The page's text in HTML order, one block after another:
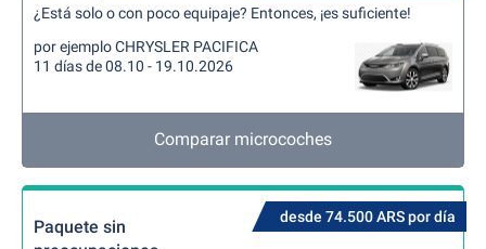
¿Está solo o con poco equipaje? Entonces, ¡es suficiente!
por ejemplo CHRYSLER PACIFICA
11 días de 08.10 - 19.10.2026
Comparar microcoches
desde 74.500 ARS por día
Paquete sin